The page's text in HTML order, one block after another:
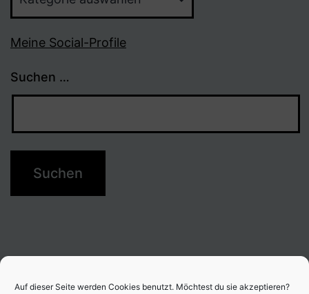
Auf dieser Seite werden Cookies benutzt. Möchtest du sie akzeptieren?
Meine Social-Profile
Suchen …